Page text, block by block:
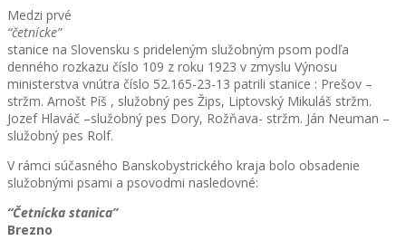
Medzi prvé
“četnícke”
stanice na Slovensku s prideleným služobným psom podľa
denného rozkazu číslo 109 z roku 1923 v zmyslu Výnosu
ministerstva vnútra číslo 52.165-23-13 patrili stanice : Prešov –
stržm. Arnošt Píš , služobný pes Žips, Liptovský Mikuláš stržm.
Jozef Hlaváč –služobný pes Dory, Rožňava- stržm. Ján Neuman –
služobný pes Rolf.
V rámci súčasného Banskobystrického kraja bolo obsadenie
služobnými psami a psovodmi nasledovné:
“Četnícka stanica”
Brezno